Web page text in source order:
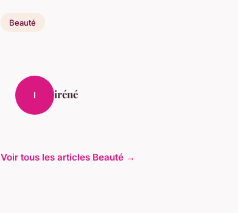
Beauté
I iréné
Voir tous les articles Beauté →